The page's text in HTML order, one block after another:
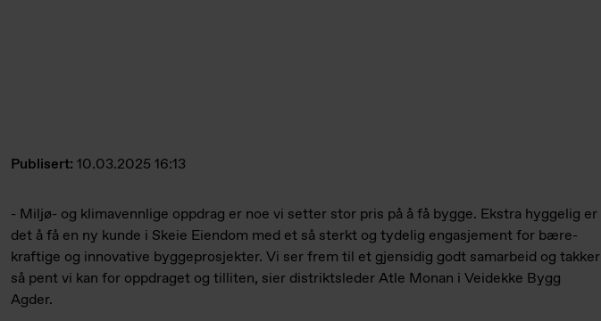
Publisert: 10.03.2025 16:13
- Miljø- og klimavennlige oppdrag er noe vi setter stor pris på å få bygge. Ekstra hyggelig er
det å få en ny kunde i Skeie Eiendom med et så sterkt og tydelig engasjement for bære­
kraftige og innovative byggeprosjekter. Vi ser frem til et gjensidig godt samarbeid og takker
så pent vi kan for oppdraget og tilliten, sier distriktsleder Atle Monan i Veidekke Bygg
Agder.